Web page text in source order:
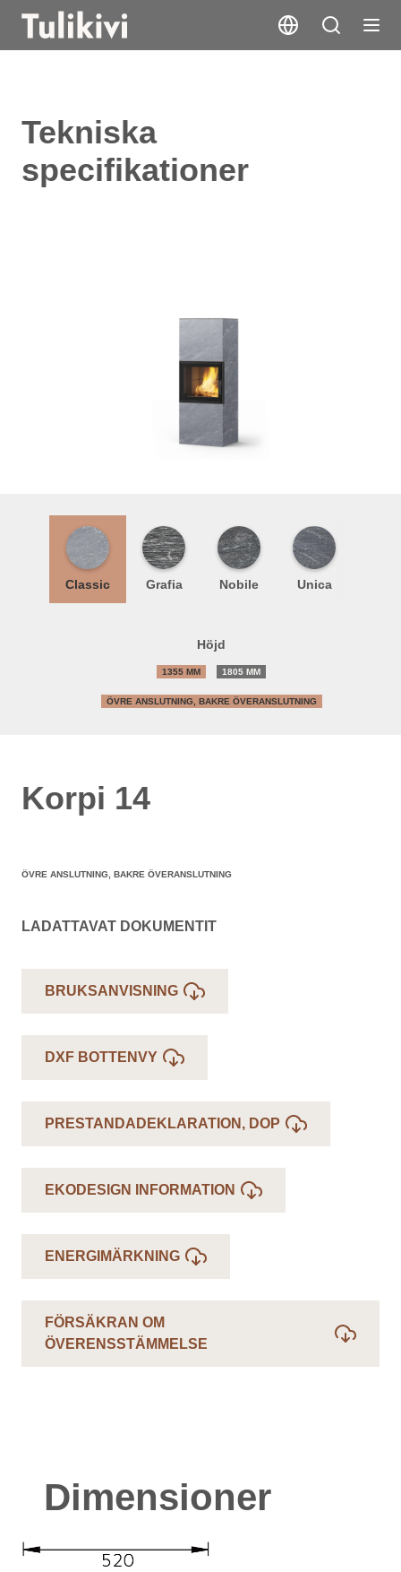
Tekniska
specifikationer
Classic Grafia Nobile Unica
Höjd
1355 MM 1805 MM
ÖVRE ANSLUTNING, BAKRE ÖVERANSLUTNING
Korpi 14
ÖVRE ANSLUTNING, BAKRE ÖVERANSLUTNING
LADATTAVAT DOKUMENTIT
BRUKSANVISNING
DXF BOTTENVY
PRESTANDADEKLARATION, DOP
EKODESIGN INFORMATION
ENERGIMÄRKNING
FÖRSÄKRAN OM
ÖVERENSSTÄMMELSE
Dimensioner